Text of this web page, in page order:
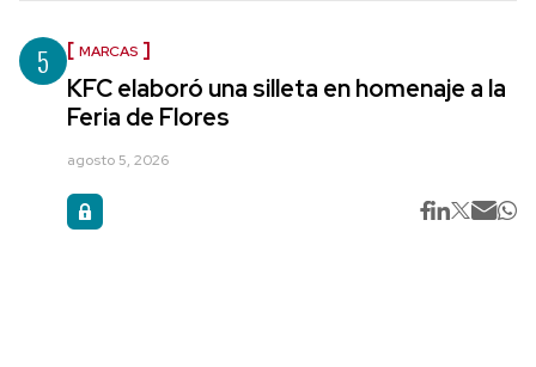
5 MARCAS
KFC elaboró una silleta en homenaje a la
Feria de Flores
agosto 5, 2026